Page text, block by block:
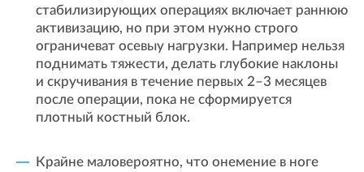
стабилизирующих операциях включает раннюю
активизацию, но при этом нужно строго
ограничеват осевыу нагрузки. Например нельзя
поднимать тяжести, делать глубокие наклоны
и скручивания в течение первых 2–3 месяцев
после операции, пока не сформируется
плотный костный блок.
Крайне маловероятно, что онемение в ноге